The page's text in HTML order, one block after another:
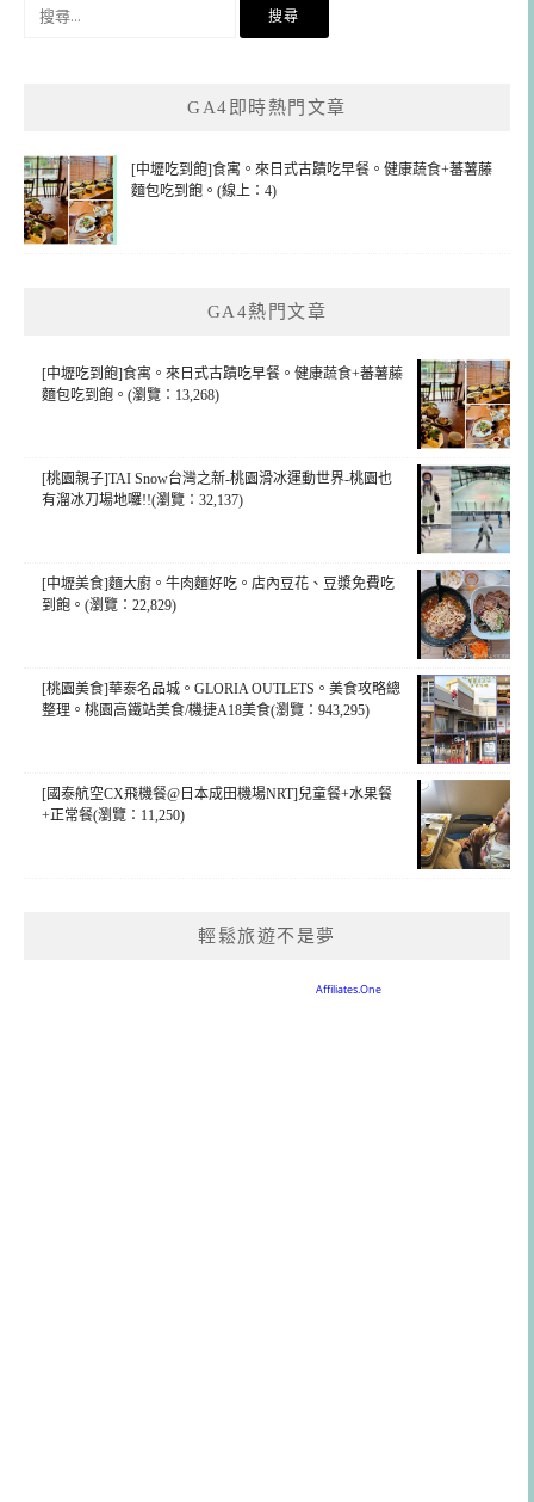
GA4即時熱門文章
[中壢吃到飽]食寓。來日式古蹟吃早餐。健康蔬食+蕃薯藤
麵包吃到飽。(線上：4)
GA4熱門文章
[中壢吃到飽]食寓。來日式古蹟吃早餐。健康蔬食+蕃薯藤
麵包吃到飽。(瀏覽：13,268)
[桃園親子]TAI Snow台灣之新-桃園滑冰運動世界-桃園也
有溜冰刀場地囉!!(瀏覽：32,137)
[中壢美食]麵大廚。牛肉麵好吃。店內豆花、豆漿免費吃
到飽。(瀏覽：22,829)
[桃園美食]華泰名品城。GLORIA OUTLETS。美食攻略總
整理。桃園高鐵站美食/機捷A18美食(瀏覽：943,295)
[國泰航空CX飛機餐@日本成田機場NRT]兒童餐+水果餐
+正常餐(瀏覽：11,250)
輕鬆旅遊不是夢